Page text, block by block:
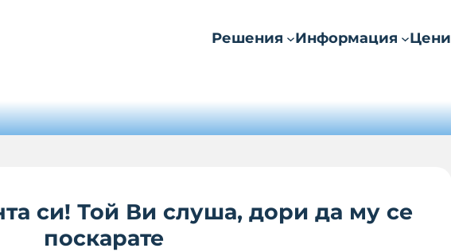
Решения Информация Цени
си! Той Ви слуша, дори да му се
поскарате